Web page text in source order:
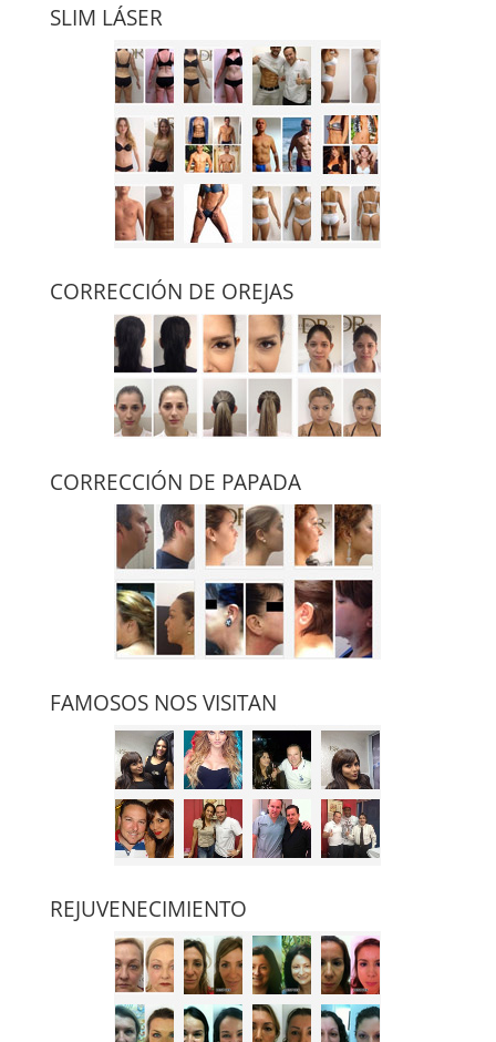
SLIM LÁSER
CORRECCIÓN DE OREJAS
CORRECCIÓN DE PAPADA
FAMOSOS NOS VISITAN
REJUVENECIMIENTO